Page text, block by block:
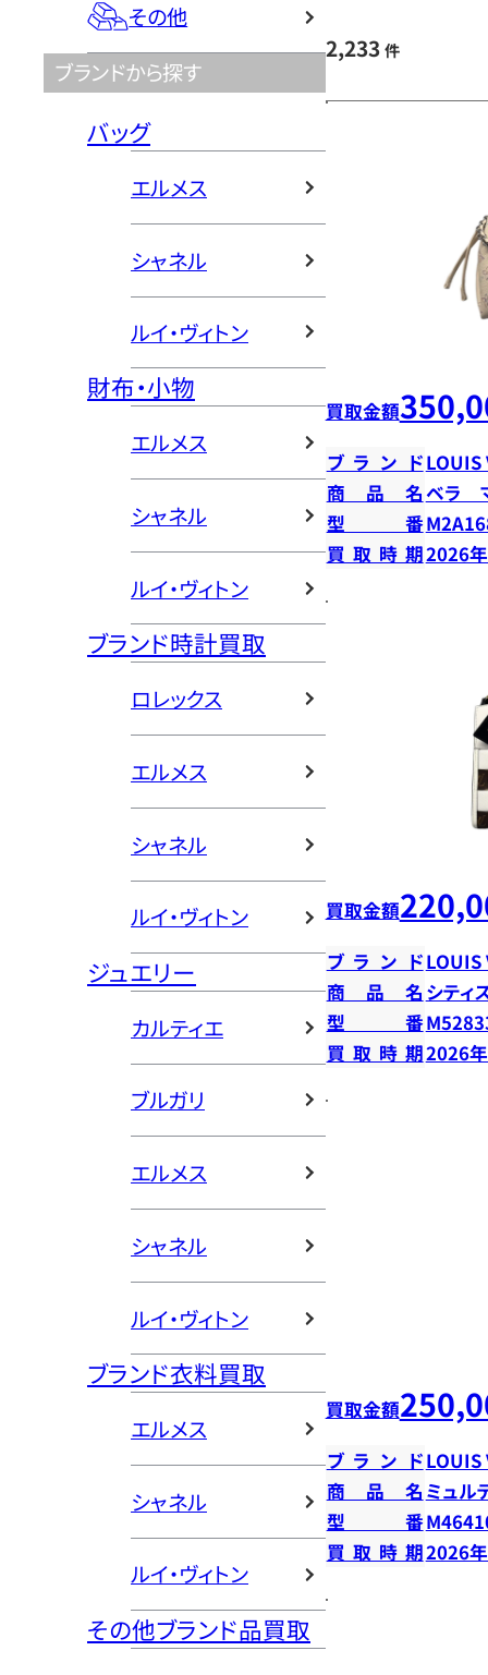
その他
ブランドから探す
バッグ
エルメス
シャネル
ルイ・ヴィトン
財布・小物
エルメス
シャネル
ルイ・ヴィトン
ブランド時計買取
ロレックス
エルメス
シャネル
ルイ・ヴィトン
ジュエリー
カルティエ
ブルガリ
エルメス
シャネル
ルイ・ヴィトン
ブランド衣料買取
エルメス
シャネル
ルイ・ヴィトン
その他ブランド品買取
2,233 件
買取金額
ブランドLOUIS
商品名ベラ
型番
買取時期2026
買取金額
ブランドLOUIS
商品名 シティ
型番
買取時期2026
買取金額
ブランドLOUIS
商品名 ミュル
型番
買取時期2026